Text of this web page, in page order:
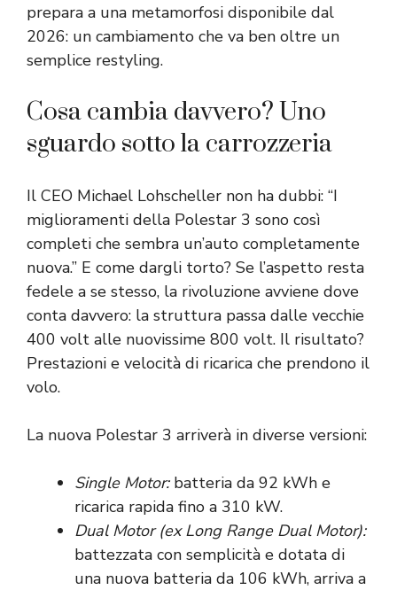
prepara a una metamorfosi disponibile dal
2026: un cambiamento che va ben oltre un
semplice restyling.
Cosa cambia davvero? Uno
sguardo sotto la carrozzeria
Il CEO Michael Lohscheller non ha dubbi: “I
miglioramenti della Polestar 3 sono così
completi che sembra un’auto completamente
nuova.” E come dargli torto? Se l’aspetto resta
fedele a se stesso, la rivoluzione avviene dove
conta davvero: la struttura passa dalle vecchie
400 volt alle nuovissime 800 volt. Il risultato?
Prestazioni e velocità di ricarica che prendono il
volo.
La nuova Polestar 3 arriverà in diverse versioni:
Single Motor:batteria da 92 kWh e
ricarica rapida fino a 310 kW.
Dual Motor (ex Long Range Dual Motor):
battezzata con semplicità e dotata di
una nuova batteria da 106 kWh, arriva a